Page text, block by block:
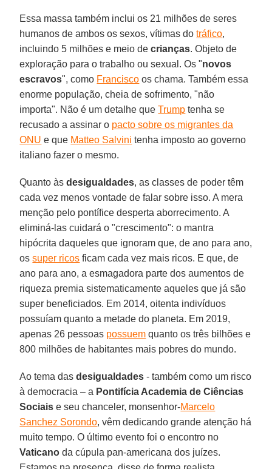
Essa massa também inclui os 21 milhões de seres
humanos de ambos os sexos, vítimas dotráfico,
incluindo 5 milhões e meio decrianças. Objeto de
exploração para o trabalho ou sexual. Os "novos
escravos", como Francisco os chama. Também essa
enorme população, cheia de sofrimento, "não
importa". Não é um detalhe queTrump tenha se
recusado a assinar o pacto sobre os migrantes da
ONU e que Matteo Salvini tenha imposto ao governo
italiano fazer o mesmo.
Quanto àsdesigualdades, as classes de poder têm
cada vez menos vontade de falar sobre isso. A mera
menção pelo pontífice desperta aborrecimento. A
eliminá-las cuidará o "crescimento": o mantra
hipócrita daqueles que ignoram que, de ano para ano,
ossuper ricos ficam cada vez mais ricos. E que, de
ano para ano, a esmagadora parte dos aumentos de
riqueza premia sistematicamente aqueles que já são
super beneficiados. Em 2014, oitenta indivíduos
possuíam quanto a metade do planeta. Em 2019,
apenas 26 pessoas possuem quanto os três bilhões e
800 milhões de habitantes mais pobres do mundo.
Ao tema dasdesigualdades - também como um risco
à democracia – a Pontifícia Academia de Ciências
Sociais e seu chanceler, monsenhor-Marcelo
Sanchez Sorondo, vêm dedicando grande atenção há
muito tempo. O último evento foi o encontro no
Vaticano da cúpula pan-americana dos juízes.